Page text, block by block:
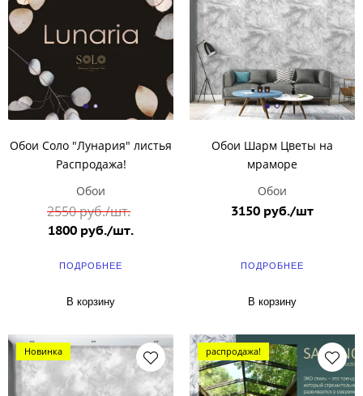
Обои Соло "Лунария" листья
Распродажа!
Обои
2550 руб./шт.
1800 руб./шт.
ПОДРОБНЕЕ
В корзину
Обои Шарм Цветы на
мраморе
Обои
3150 руб./шт
ПОДРОБНЕЕ
В корзину
Новинка распродажа!